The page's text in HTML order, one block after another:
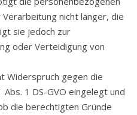
nicht länger, die
sie jedoch zur
oder Verteidigung von
Widerspruch gegen die
1 DS-GVO eingelegt und
die berechtigten Gründe